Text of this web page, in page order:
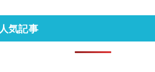
人気記事